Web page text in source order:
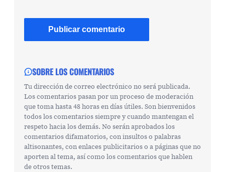
SOBRE LOS COMENTARIOS
Tu dirección de correo electrónico no será publicada.
Los comentarios pasan por un proceso de moderación
que toma hasta 48 horas en días útiles. Son bienvenidos
todos los comentarios siempre y cuando mantengan el
respeto hacia los demás. No serán aprobados los
comentarios difamatorios, con insultos o palabras
altisonantes, con enlaces publicitarios o a páginas que no
aporten al tema, así como los comentarios que hablen
de otros temas.